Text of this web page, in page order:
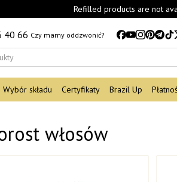
Refilled products are not
40 66 Czy mamy oddzwonić?
Wybór składu Certyfikaty Brazil Up
włosów